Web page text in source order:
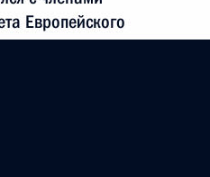
Европейского